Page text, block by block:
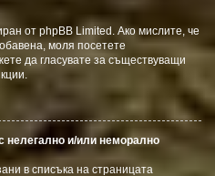
от phpBB Limited. Ако мислите, че
моля посетете
да гласувате за съществуващи
нелегално и/или неморално
в списъка на страницата